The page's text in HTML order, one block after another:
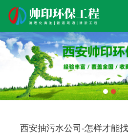
首页 清理工程 清淤工程 污泥工程 清淤
西安抽污水公司-怎样才能